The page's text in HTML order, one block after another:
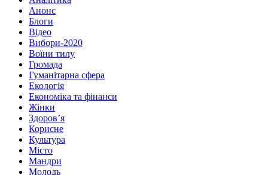
Анонс
Блоги
Відео
Вибори-2020
Воїни тилу
Громада
Гуманітарна сфера
Екологія
Економіка та фінанси
Жінки
Здоров’я
Корисне
Культура
Місто
Мандри
Молодь